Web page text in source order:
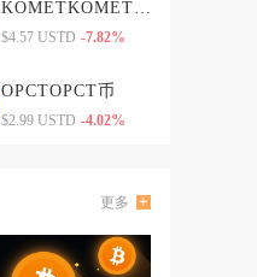
$4.57 USTD -7.82%
OPCTOPCT币
$2.99 USTD -4.02%
更多